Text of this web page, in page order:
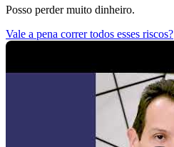
Posso perder muito dinheiro.
Vale a pena correr todos esses riscos?